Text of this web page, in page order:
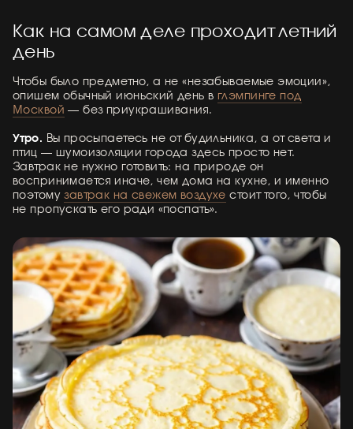
Как на самом деле проходит летний
день
Чтобы было предметно, а не «незабываемые эмоции»,
опишем обычный июньский день в глэмпинге под
Москвой — без приукрашивания.
Утро. Вы просыпаетесь не от будильника, а от света и
птиц — шумоизоляции города здесь просто нет.
Завтрак не нужно готовить: на природе он
воспринимается иначе, чем дома на кухне, и именно
поэтомузавтрак на свежем воздухе стоит того, чтобы
не пропускать его ради «поспать».